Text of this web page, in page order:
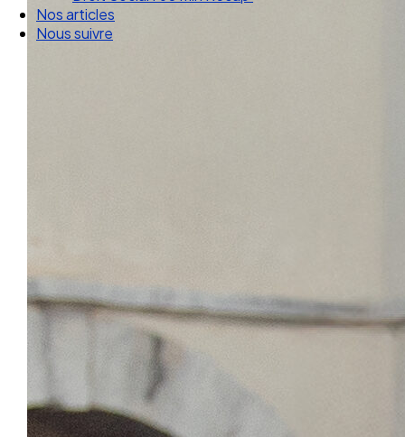
Droit Social : 60 min Recap’
Nos articles